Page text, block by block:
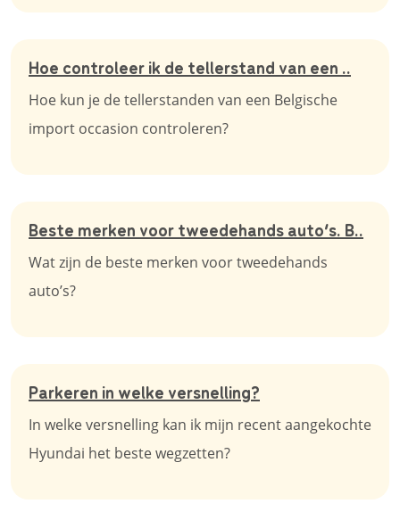
Hoe controleer ik de tellerstand van een ..
Hoe kun je de tellerstanden van een Belgische
import occasion controleren?
Beste merken voor tweedehands auto’s. B..
Wat zijn de beste merken voor tweedehands
auto’s?
Parkeren in welke versnelling?
In welke versnelling kan ik mijn recent aangekochte
Hyundai het beste wegzetten?